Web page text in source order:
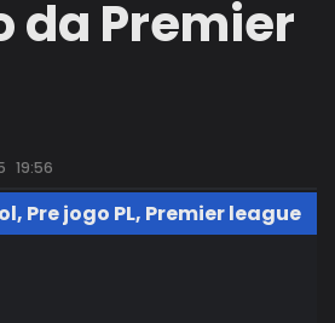
da Premier
19:56
, Pre jogo PL, Premier league